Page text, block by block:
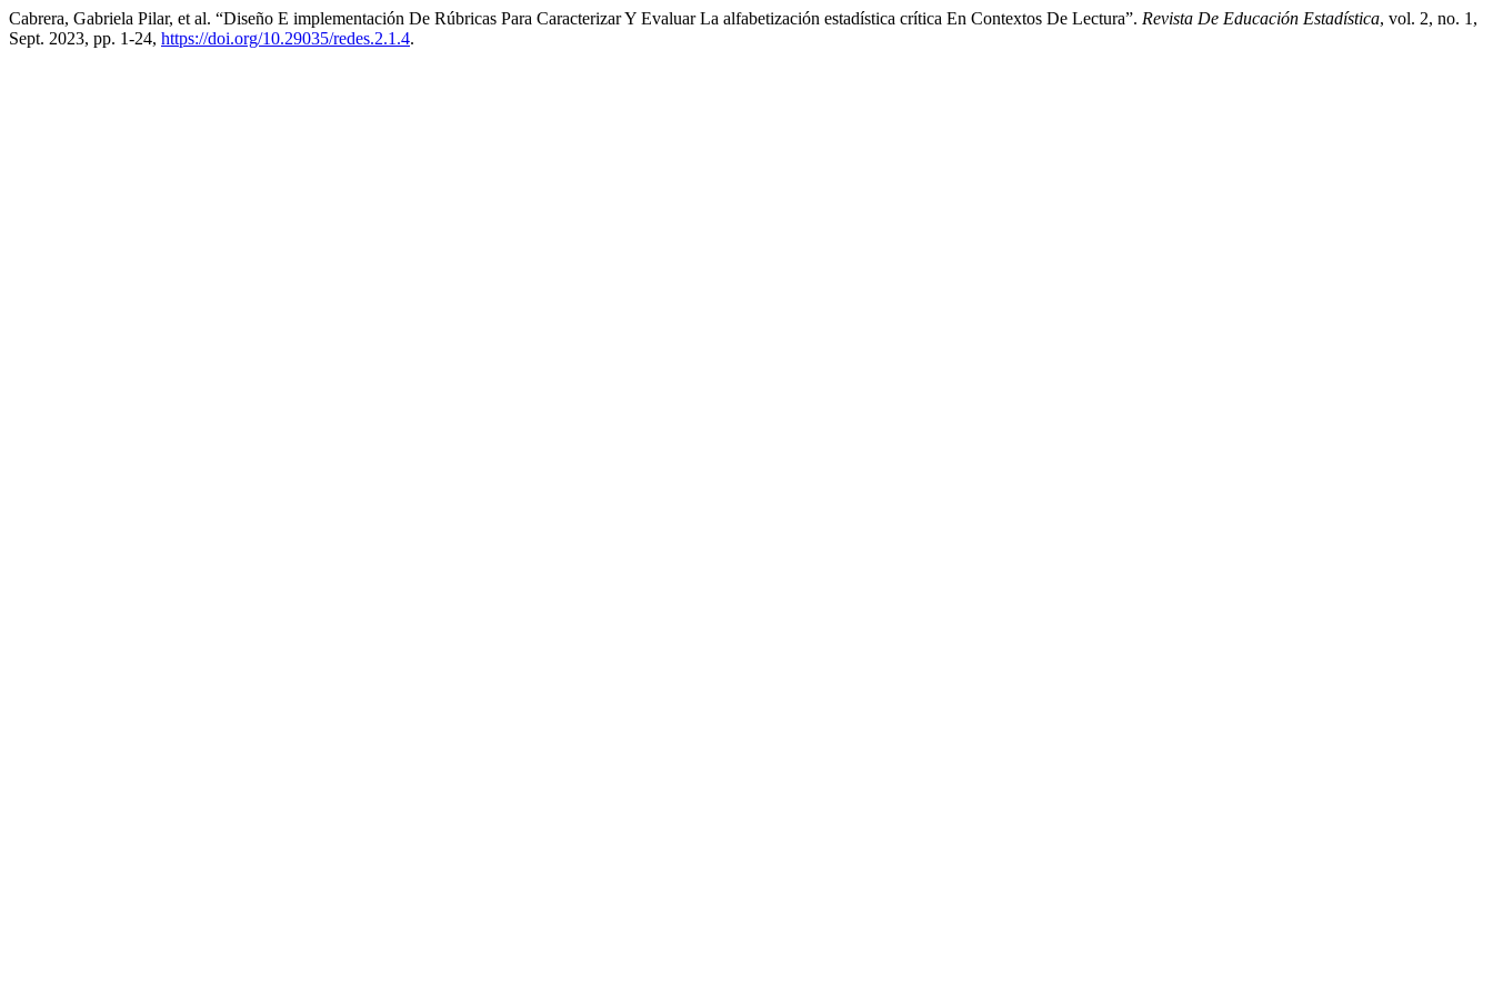
Cabrera, Gabriela Pilar, et al. “Diseño E implementación De Rúbricas Para Caracterizar Y Evaluar La alfabetización estadística crítica En Contextos De Lectura”. Revista De Educación Estadística, vol. 2, no. 1,
Sept. 2023, pp. 1-24, https://doi.org/10.29035/redes.2.1.4.